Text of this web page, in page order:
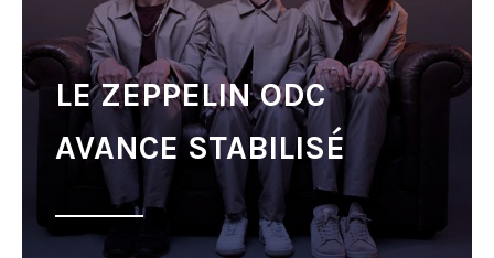
LE ZEPPELIN ODC
AVANCE STABILISÉ